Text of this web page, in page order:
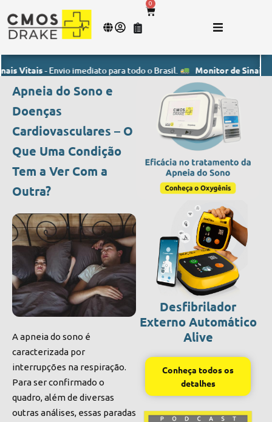
0
- Envio imediato para todo o Brasil. Monitor de Sinais Vitais
Apneia do Sono e
Doenças
Cardiovasculares – O
Que Uma Condição
Tem a Ver Com a
Outra?
A apneia do sono é
caracterizada por
interrupções na respiração.
Para ser confirmado o
quadro, além de diversas
outras análises, essas paradas
Desfibrilador
Externo Automático
Alive
Conheça todos os
detalhes